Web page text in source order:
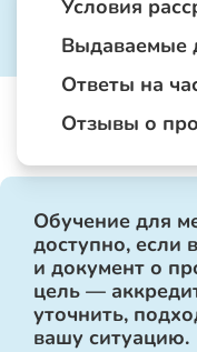
Условия
Выдаваемые
Ответы на
Отзывы о
Обучение для
доступно, если
и документ о
цель —
уточнить,
вашу ситуацию.